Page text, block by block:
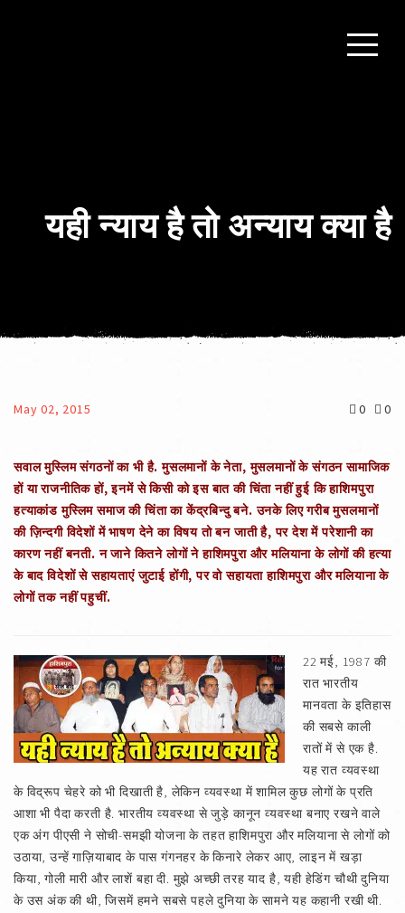
यही न्याय है तो अन्याय क्या है
May 02, 2015 0 0
सवाल मुस्लिम संगठनों का भी है. मुसलमानों के नेता, मुसलमानों के संगठन सामाजिक
हों या राजनीतिक हों, इनमें से किसी को इस बात की चिंता नहीं हुई कि हाशिमपुरा
हत्याकांड मुस्लिम समाज की चिंता का केंद्रबिन्दु बने. उनके लिए गरीब मुसलमानों
की ज़िन्दगी विदेशों में भाषण देने का विषय तो बन जाती है, पर देश में परेशानी का
कारण नहीं बनती. न जाने कितने लोगों ने हाशिमपुरा और मलियाना के लोगों की हत्या
के बाद विदेशों से सहायताएं जुटाई होंगी, पर वो सहायता हाशिमपुरा और मलियाना के
लोगों तक नहीं पहुचीं.
22 मई, 1987 की
रात भारतीय
मानवता के इतिहास
की सबसे काली
रातों में से एक है.
यह रात व्यवस्था
के विद्रूप चेहरे को भी दिखाती है, लेकिन व्यवस्था में शामिल कुछ लोगों के प्रति
आशा भी पैदा करती है. भारतीय व्यवस्था से जुड़े कानून व्यवस्था बनाए रखने वाले
एक अंग पीएसी ने सोची-समझी योजना के तहत हाशिमपुरा और मलियाना से लोगों को
उठाया, उन्हें गाज़ियाबाद के पास गंगनहर के किनारे लेकर आए, लाइन में खड़ा
किया, गोली मारी और लाशें बहा दी. मुझे अच्छी तरह याद है, यही हेडिंग चौथी दुनिया
के उस अंक की थी, जिसमें हमने सबसे पहले दुनिया के सामने यह कहानी रखी थी.